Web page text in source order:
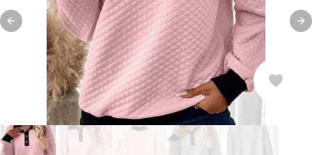
Previous slide